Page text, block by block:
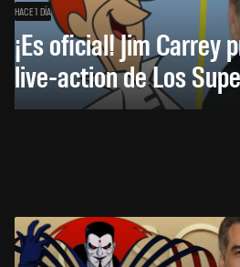
HACE 1 DÍA
¡Es oficial! Jim Carrey
live-action de Los